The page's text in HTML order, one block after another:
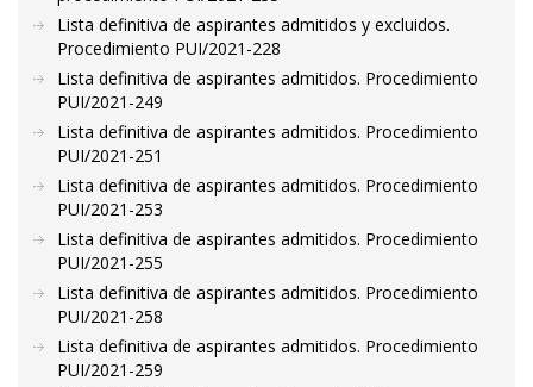
Lista definitiva de aspirantes admitidos y excluidos.
Procedimiento PUI/2021-228
Lista definitiva de aspirantes admitidos. Procedimiento
PUI/2021-249
Lista definitiva de aspirantes admitidos. Procedimiento
PUI/2021-251
Lista definitiva de aspirantes admitidos. Procedimiento
PUI/2021-253
Lista definitiva de aspirantes admitidos. Procedimiento
PUI/2021-255
Lista definitiva de aspirantes admitidos. Procedimiento
PUI/2021-258
Lista definitiva de aspirantes admitidos. Procedimiento
PUI/2021-259